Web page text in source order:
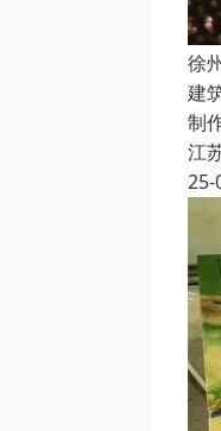
徐
建
制
江
25-